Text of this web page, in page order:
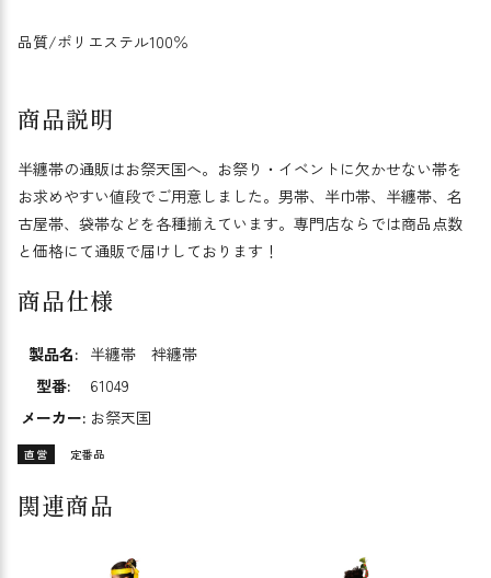
品質/ポリエステル100％
商品説明
半纏帯の通販はお祭天国へ。お祭り・イベントに欠かせない帯を
お求めやすい値段でご用意しました。男帯、半巾帯、半纏帯、名
古屋帯、袋帯などを各種揃えています。専門店ならでは商品点数
と価格にて通販で届けしております！
商品仕様
製品名: 半纏帯 袢纏帯
型番:
61049
メーカー: お祭天国
直営 定番品
関連商品